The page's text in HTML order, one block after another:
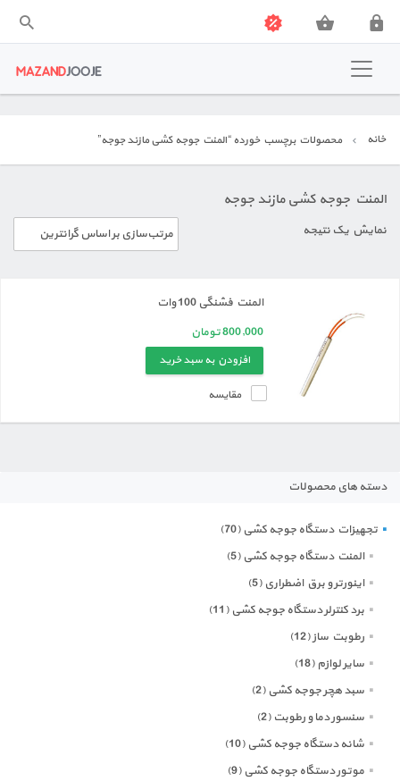
دستگاه جوجه کشی مازند جوجه
تجهیزات مرغداری
دسته های محصولات
تجهیزات دستگاه جوجه کشی (70)
المنت دستگاه جوجه کشی (5)
اینورتر و برق اضطراری (5)
برد کنترلر دستگاه جوجه کشی (11)
رطوبت ساز(12)
سایر لوازم (18)
سبد هچر جوجه کشی (2)
سنسور دما و رطوبت (2)
شانه دستگاه جوجه کشی (10)
موتور دستگاه جوجه کشی (9)
خانه محصولات برچسب خورده “المنت جوجه کشی مازند جوجه”
المنت جوجه کشی مازند جوجه
نمایش یک نتیجه
المنت فشنگی 100 وات
800,000تومان
افزودن به سبد خرید
مقایسه